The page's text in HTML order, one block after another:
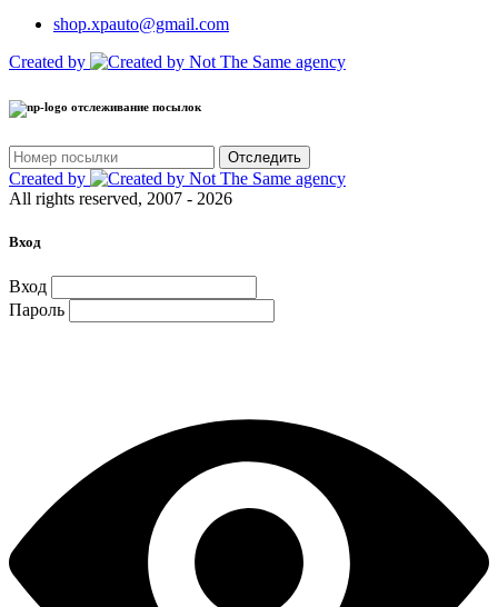
shop.xpauto@gmail.com
Created by
отслеживание посылок
Отследить
Created by
All rights reserved, 2007 - 2026
Вход
Вход
Пароль